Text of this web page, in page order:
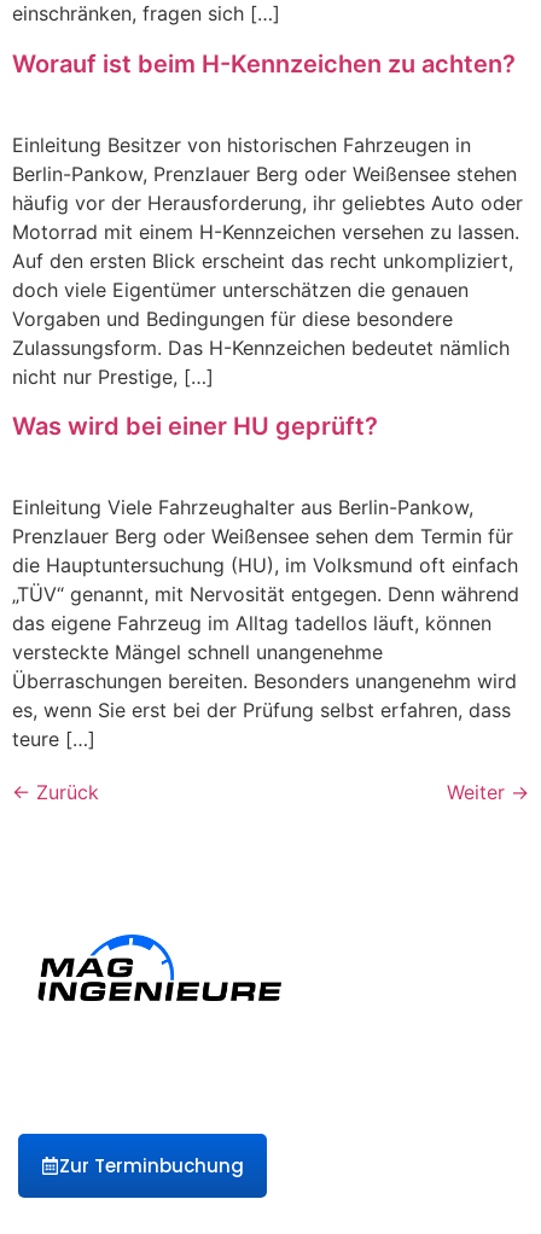
einschränken, fragen sich […]
Worauf ist beim H-Kennzeichen zu achten?
Einleitung Besitzer von historischen Fahrzeugen in
Berlin-Pankow, Prenzlauer Berg oder Weißensee stehen
häufig vor der Herausforderung, ihr geliebtes Auto oder
Motorrad mit einem H-Kennzeichen versehen zu lassen.
Auf den ersten Blick erscheint das recht unkompliziert,
doch viele Eigentümer unterschätzen die genauen
Vorgaben und Bedingungen für diese besondere
Zulassungsform. Das H-Kennzeichen bedeutet nämlich
nicht nur Prestige, […]
Was wird bei einer HU geprüft?
Einleitung Viele Fahrzeughalter aus Berlin-Pankow,
Prenzlauer Berg oder Weißensee sehen dem Termin für
die Hauptuntersuchung (HU), im Volksmund oft einfach
„TÜV“ genannt, mit Nervosität entgegen. Denn während
das eigene Fahrzeug im Alltag tadellos läuft, können
versteckte Mängel schnell unangenehme
Überraschungen bereiten. Besonders unangenehm wird
es, wenn Sie erst bei der Prüfung selbst erfahren, dass
teure […]
← Zurück Weiter →
Zur Terminbuchung